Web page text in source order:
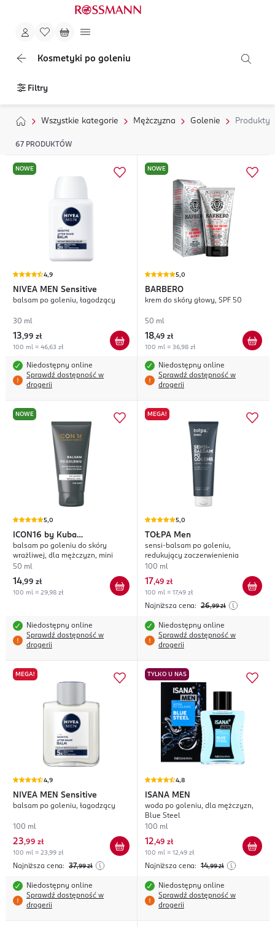
Kosmetyki po goleniu
Filtry
Wszystkie kategorie Mężczyzna Golenie Produkty
67 PRODUKTÓW
NOWE
4,9
NIVEA MEN Sensitive
balsam po goleniu, łagodzący
30 ml
13,99 zł
100 ml = 46,63 zł
Niedostępny online
Sprawdź dostępność w
drogerii
NOWE
5,0
BARBERO
krem do skóry głowy, SPF 50
50 ml
18,49 zł
100 ml = 36,98 zł
Niedostępny online
Sprawdź dostępność w
drogerii
NOWE
5,0
ICON16 by Kuba
Błaszczykowski
balsam po goleniu do skóry
wrażliwej, dla mężczyzn, mini
50 ml
14,99 zł
100 ml = 29,98 zł
Niedostępny online
Sprawdź dostępność w
drogerii
MEGA!
5,0
TOŁPA Men
sensi-balsam po goleniu,
redukujący zaczerwienienia
100 ml
17,49 zł
100 ml = 17,49 zł
Najniższa cena: 26,99 zł
Niedostępny online
Sprawdź dostępność w
drogerii
MEGA!
4,9
NIVEA MEN Sensitive
balsam po goleniu, łagodzący
100 ml
23,99 zł
100 ml = 23,99 zł
Najniższa cena: 37,99 zł
Niedostępny online
Sprawdź dostępność w
drogerii
TYLKO U NAS
4,8
ISANA MEN
woda po goleniu, dla mężczyzn,
Blue Steel
100 ml
12,49 zł
100 ml = 12,49 zł
Najniższa cena: 14,99 zł
Niedostępny online
Sprawdź dostępność w
drogerii